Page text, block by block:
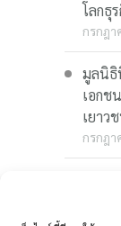
โลกธุ
กรกฎา
มูลนิธิ
เอกช
เยาว
กรกฎา